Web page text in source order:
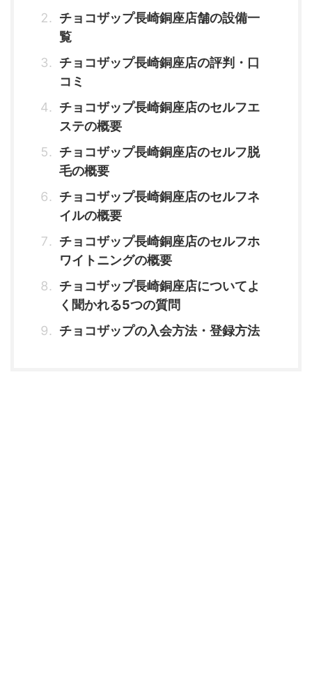
チョコザップ長崎銅座店舗の設備一
覧
チョコザップ長崎銅座店の評判・口
コミ
チョコザップ長崎銅座店のセルフエ
ステの概要
チョコザップ長崎銅座店のセルフ脱
毛の概要
チョコザップ長崎銅座店のセルフネ
イルの概要
チョコザップ長崎銅座店のセルフホ
ワイトニングの概要
チョコザップ長崎銅座店についてよ
く聞かれる5つの質問
チョコザップの入会方法・登録方法